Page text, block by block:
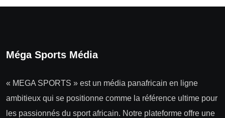
Méga Sports Média
« MEGA SPORTS » est un média panafricain en ligne
ambitieux qui se positionne comme la référence ultime pour
les passionnés du sport africain. Notre plateforme offre une